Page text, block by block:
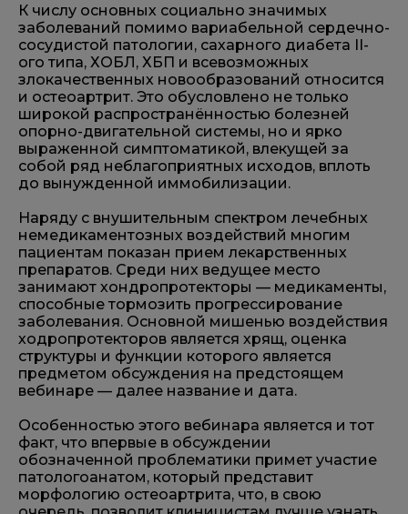
К числу основных социально значимых
заболеваний помимо вариабельной сердечно-
сосудистой патологии, сахарного диабета II-
ого типа, ХОБЛ, ХБП и всевозможных
злокачественных новообразований относится
и остеоартрит. Это обусловлено не только
широкой распространённостью болезней
опорно-двигательной системы, но и ярко
выраженной симптоматикой, влекущей за
собой ряд неблагоприятных исходов, вплоть
до вынужденной иммобилизации.
Наряду с внушительным спектром лечебных
немедикаментозных воздействий многим
пациентам показан прием лекарственных
препаратов. Среди них ведущее место
занимают хондропротекторы — медикаменты,
способные тормозить прогрессирование
заболевания. Основной мишенью воздействия
ходропротекторов является хрящ, оценка
структуры и функции которого является
предметом обсуждения на предстоящем
вебинаре — далее название и дата.
Особенностью этого вебинара является и тот
факт, что впервые в обсуждении
обозначенной проблематики примет участие
патологоанатом, который представит
морфологию остеоартрита, что, в свою